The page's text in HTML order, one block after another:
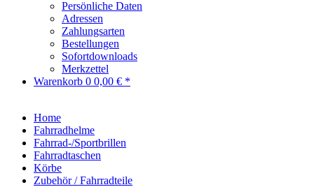
Persönliche Daten
Adressen
Zahlungsarten
Bestellungen
Sofortdownloads
Merkzettel
Warenkorb 0 0,00 € *
Home
Fahrradhelme
Fahrrad-/Sportbrillen
Fahrradtaschen
Körbe
Zubehör / Fahrradteile